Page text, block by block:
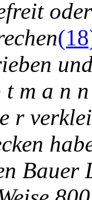
m a n
r